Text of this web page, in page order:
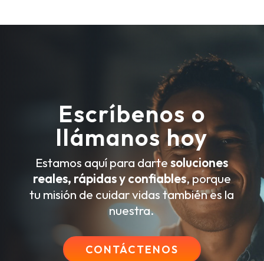
Escríbenos o
llámanos hoy
Estamos aquí para dartesoluciones
reales, rápidas y confiables, porque
tu misión de cuidar vidas también es la
nuestra.
CONTÁCTENOS